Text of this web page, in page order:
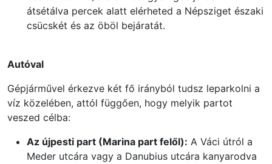
átsétálva percek alatt elérheted a Népsziget északi
csücskét és az öböl bejáratát.
Autóval
Gépjárművel érkezve két fő irányból tudsz leparkolni a
víz közelében, attól függően, hogy melyik partot
veszed célba:
Az újpesti part (Marina part felől): A Váci útról a
Meder utcára vagy a Danubius utcára kanyarodva